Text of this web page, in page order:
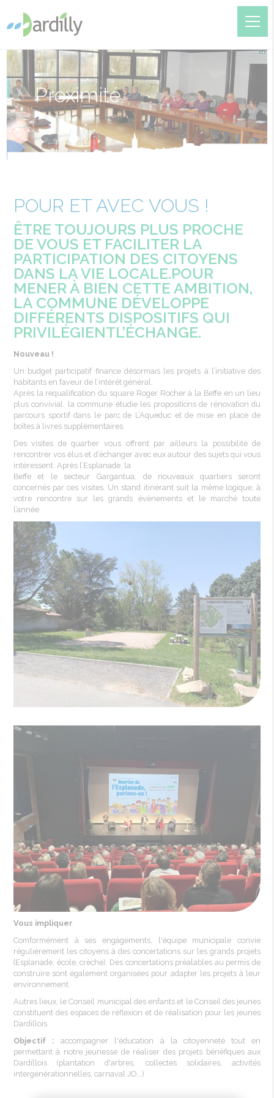
Proximité
POUR ET AVEC VOUS !
ÊTRE TOUJOURS PLUS PROCHE
DE VOUS ET FACILITER LA
PARTICIPATION DES CITOYENS
DANS LA VIE LOCALE.POUR
MENER À BIEN CETTE AMBITION,
LA COMMUNE DÉVELOPPE
DIFFÉRENTS DISPOSITIFS QUI
PRIVILÉGIENTL’ÉCHANGE.
Nouveau !
Un budget participatif finance désormais les projets à l’initiative des
habitants en faveur de l’intérêt général.
Après la requalification du square Roger Rocher à la Beffe en un lieu
plus convivial, la commune étudie les propositions de rénovation du
parcours sportif dans le parc de L’Aqueduc et de mise en place de
boîtes à livres supplémentaires.
Des visites de quartier vous offrent par ailleurs la possibilité de
rencontrer vos élus et d’échanger avec eux autour des sujets qui vous
intéressent. Après l’Esplanade, la
Beffe et le secteur Gargantua, de nouveaux quartiers seront
concernés par ces visites. Un stand itinérant suit la même logique, à
votre rencontre sur les grands événements et le marché toute
l’année.
Vous impliquer
Comformément à ses engagements, l'équipe municipale convie
régulièrement les citoyens à des concertations sur les grands projets
(Esplanade, école, crèche). Des concertations préalables au permis de
construire sont également organisées pour adapter les projets à leur
environnement.
Autres lieux, le Conseil municipal des enfants et le Conseil des jeunes
constituent des espaces de réflexion et de réalisation pour les jeunes
Dardillois.
Objectif :accompagner l'éducation à la citoyenneté tout en
permettant à notre jeunesse de réaliser des projets bénéfiques aux
Dardillois (plantation d'arbres, collectes solidaires, activités
intergénérationnelles, carnaval JO...)